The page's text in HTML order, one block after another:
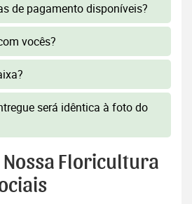
de pagamento disponíveis?
vocês?
será idêntica à foto do
Floricultura